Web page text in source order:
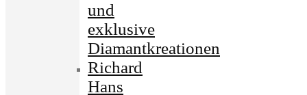
und
exklusive
Diamantkreationen
Richard
Hans